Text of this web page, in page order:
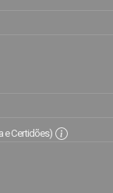
e Certidões)